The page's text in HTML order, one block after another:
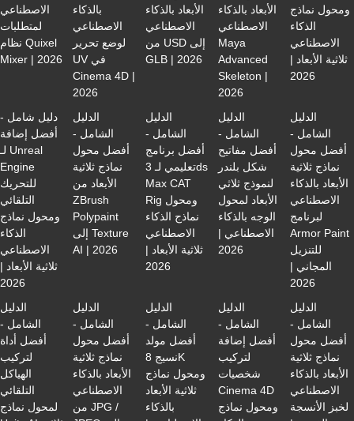
الاصطناعي
لمتطلبات
نظام Quixel
Mixer | 2026
بالذكاء
الاصطناعي
لوضع تحرير
UV في
Cinema 4D |
2026
الأبعاد بالذكاء
الاصطناعي
من USD إلى
GLB | 2026
الأبعاد بالذكاء
الاصطناعي
Maya
Advanced
Skeleton |
2026
ومحول نماذج
الذكاء
الاصطناعي
ثلاثية الأبعاد |
2026
دليل شامل -
أفضل إضافة
لـ Unreal
Engine
للتحريك
التلقائي
ومحول نماذج
الذكاء
الاصطناعي
ثلاثية الأبعاد |
2026
الدليل
الشامل -
أفضل محول
نماذج ثلاثية
الأبعاد من
ZBrush
Polypaint
إلى Texture
AI | 2026
الدليل
الشامل -
أفضل برنامج
تعليمي لـ 3ds
Max CAT
Rig ومحول
نماذج الذكاء
الاصطناعي
ثلاثية الأبعاد |
2026
الدليل
الشامل -
أفضل مفاتيح
شكل بلندر
لنموذج ثلاثي
الأبعاد لمحول
الوجه بالذكاء
الاصطناعي |
2026
الدليل
الشامل -
أفضل محول
نماذج ثلاثية
الأبعاد بالذكاء
الاصطناعي
لبرنامج
Armor Paint
للتنزيل
المجاني |
2026
الدليل
الشامل -
أفضل أداة
لتركيب
الهياكل
التلقائي
لمحول نماذج
الدليل
الشامل -
أفضل محول
نماذج ثلاثية
الأبعاد بالذكاء
الاصطناعي
من JPG /
الدليل
الشامل -
أفضل مولد
نسيج 8K
ومحول نماذج
ثلاثية الأبعاد
بالذكاء
الدليل
الشامل -
أفضل إضافة
لتركيب
شخصيات
Cinema 4D
ومحول نماذج
الدليل
الشامل -
أفضل محول
نماذج ثلاثية
الأبعاد بالذكاء
الاصطناعي
لخبز الأنسجة